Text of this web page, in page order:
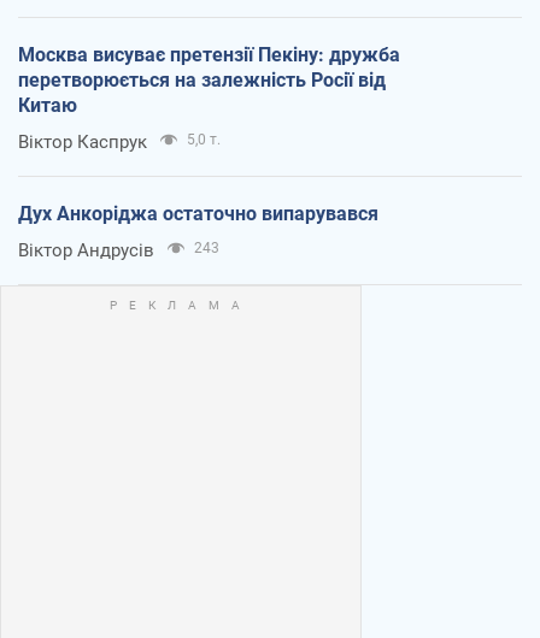
Москва висуває претензії Пекіну: дружба
перетворюється на залежність Росії від
Китаю
Віктор Каспрук 5,0 т.
Дух Анкоріджа остаточно випарувався
Віктор Андрусів 243